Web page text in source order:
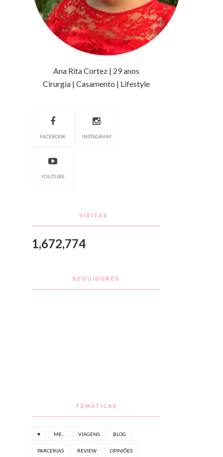
Ana Rita Cortez | 29 anos
Cirurgia | Casamento | Lifestyle
FACEBOOK INSTAGRAM
YOUTUBE
VISITAS
1,672,774
SEGUIDORES
TEMÁTICAS
♥ ME... VIAGENS BLOG
PARCERIAS REVIEW OPINIÕES